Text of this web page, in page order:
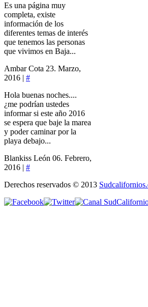
Es una página muy
completa, existe
información de los
diferentes temas de interés
que tenemos las personas
que vivimos en Baja...
Ambar Cota 23. Marzo,
2016 | #
Hola buenas noches....
¿me podrían ustedes
informar si este año 2016
se espera que baje la marea
y poder caminar por la
playa debajo...
Blankiss León 06. Febrero,
2016 | #
Derechos reservados © 2013